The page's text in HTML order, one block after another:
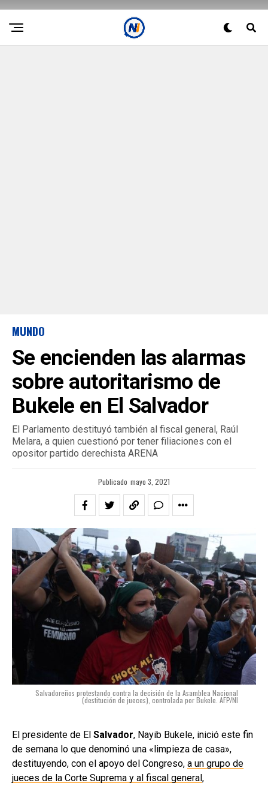
MUNDO
Se encienden las alarmas
sobre autoritarismo de
Bukele en El Salvador
El Parlamento destituyó también al fiscal general, Raúl
Melara, a quien cuestionó por tener filiaciones con el
opositor partido derechista ARENA
Publicado mayo 3, 2021
Salvadoreños protestando contra la decisión de la Asamblea Nacional
(destitución de jueces), controlada por Bukele. AFP/NI
El presidente de El Salvador, Nayib Bukele, inició este fin
de semana lo que denominó una «limpieza de casa»,
destituyendo, con el apoyo del Congreso, a un grupo de
jueces de la Corte Suprema y al fiscal general,